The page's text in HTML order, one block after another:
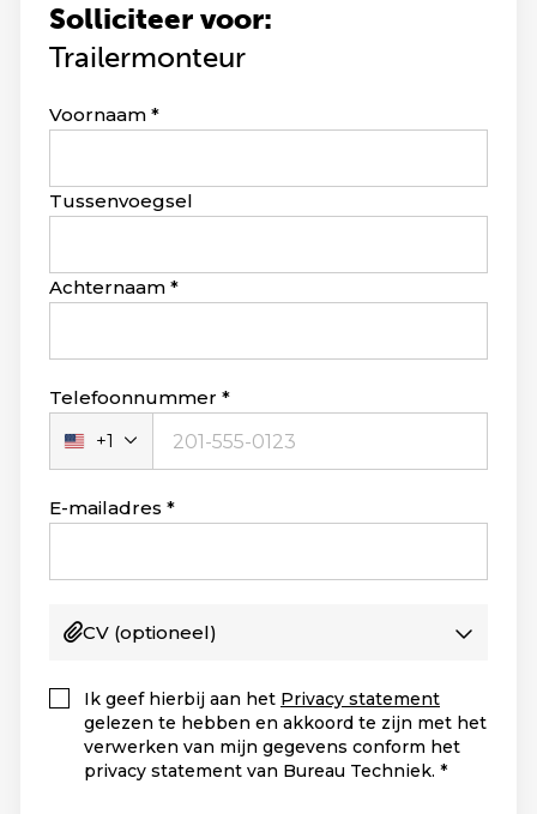
Solliciteer voor:
Trailermonteur
Leave
blank
Voornaam
Tussenvoegsel
Achternaam
Telefoonnummer
Verenigde
Staten
+1
+1
E-mailadres
CV (optioneel)
Ik geef hierbij aan het Privacy statement
gelezen te hebben en akkoord te zijn met het
verwerken van mijn gegevens conform het
privacy statement van Bureau Techniek.